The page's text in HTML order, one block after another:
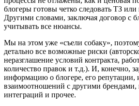
блогеры готовы четко следовать ТЗ
Другими словами, заключая договор с
учитывать все нюансы.
Мы на этом уже «съели собаку»,
детально все возможные риски
неразглашение условий контракта,
количество правок и т.д.). И, конечно,
информацию о блогере, его репутации,
взаимоотношений с другими брендами,
интеграций и прочее.